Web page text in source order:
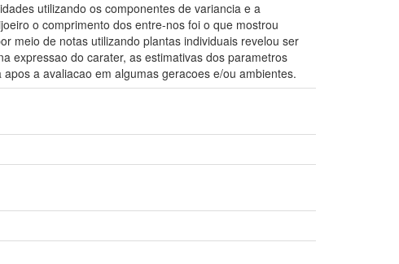
utilizando os componentes de variancia e a
o comprimento dos entre-nos foi o que mostrou
meio de notas utilizando plantas individuais revelou ser
expressao do carater, as estimativas dos parametros
a avaliacao em algumas geracoes e/ou ambientes.